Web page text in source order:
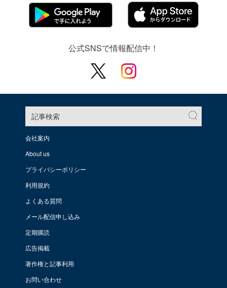
公式SNSで情報配信中！
記事検索
会社案内
About us
プライバシーポリシー
利用規約
よくある質問
メール配信申し込み
定期購読
広告掲載
著作権と記事利用
お問い合わせ